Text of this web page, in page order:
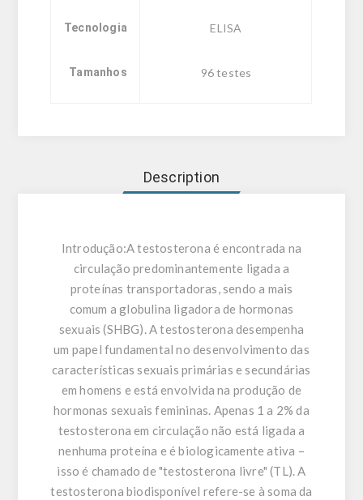
Tecnologia ELISA
Tamanhos 96 testes
Description
Introdução:A testosterona é encontrada na
circulação predominantemente ligada a
proteínas transportadoras, sendo a mais
comum a globulina ligadora de hormonas
sexuais (SHBG). A testosterona desempenha
um papel fundamental no desenvolvimento das
características sexuais primárias e secundárias
em homens e está envolvida na produção de
hormonas sexuais femininas. Apenas 1 a 2% da
testosterona em circulação não está ligada a
nenhuma proteína e é biologicamente ativa –
isso é chamado de "testosterona livre" (TL). A
testosterona biodisponível refere-se à soma da